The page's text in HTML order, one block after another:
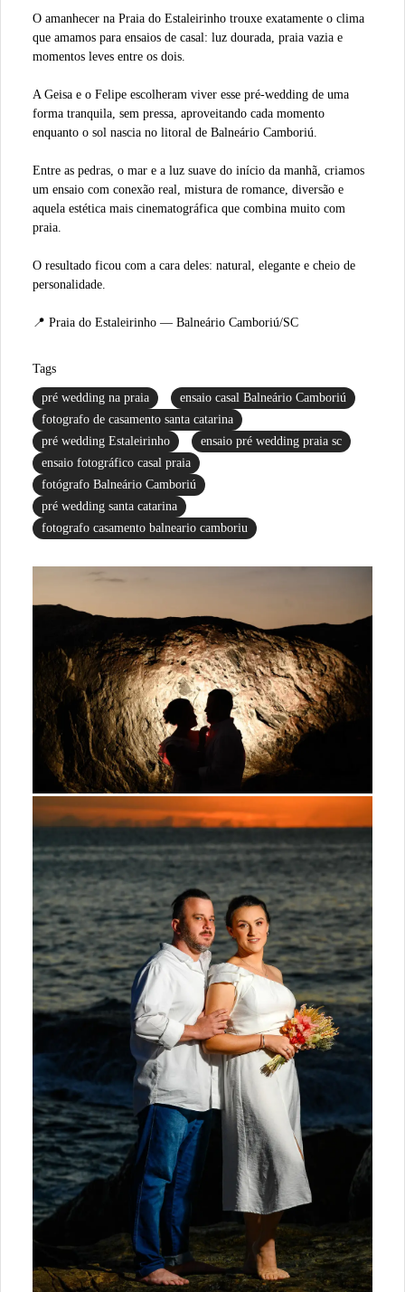
O amanhecer na Praia do Estaleirinho trouxe exatamente o clima
que amamos para ensaios de casal: luz dourada, praia vazia e
momentos leves entre os dois.
A Geisa e o Felipe escolheram viver esse pré-wedding de uma
forma tranquila, sem pressa, aproveitando cada momento
enquanto o sol nascia no litoral de Balneário Camboriú.
Entre as pedras, o mar e a luz suave do início da manhã, criamos
um ensaio com conexão real, mistura de romance, diversão e
aquela estética mais cinematográfica que combina muito com
praia.
O resultado ficou com a cara deles: natural, elegante e cheio de
personalidade.
📍 Praia do Estaleirinho — Balneário Camboriú/SC
Tags
pré wedding na praia
ensaio casal Balneário Camboriú
fotografo de casamento santa catarina
pré wedding Estaleirinho
ensaio pré wedding praia sc
ensaio fotográfico casal praia
fotógrafo Balneário Camboriú
pré wedding santa catarina
fotografo casamento balneario camboriu